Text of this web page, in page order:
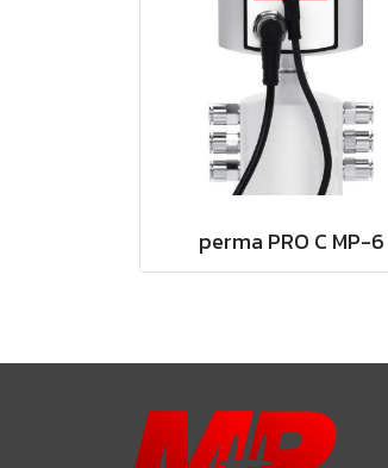
perma PRO C MP-6